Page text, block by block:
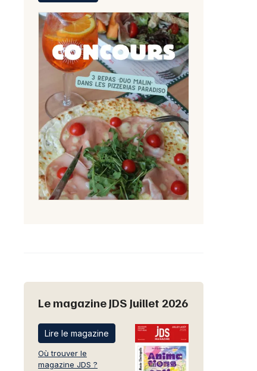
Le magazine JDS Juillet 2026
Lire le magazine
Où trouver le
magazine JDS ?